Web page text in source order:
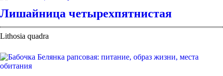
Лишайница четырехпятнистая
Lithosia quadra